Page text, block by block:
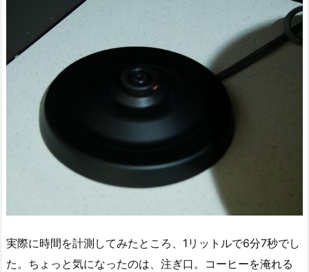
実際に時間を計測してみたところ、1リットルで6分7秒でし
た。ちょっと気になったのは、注ぎ口。コーヒーを淹れる